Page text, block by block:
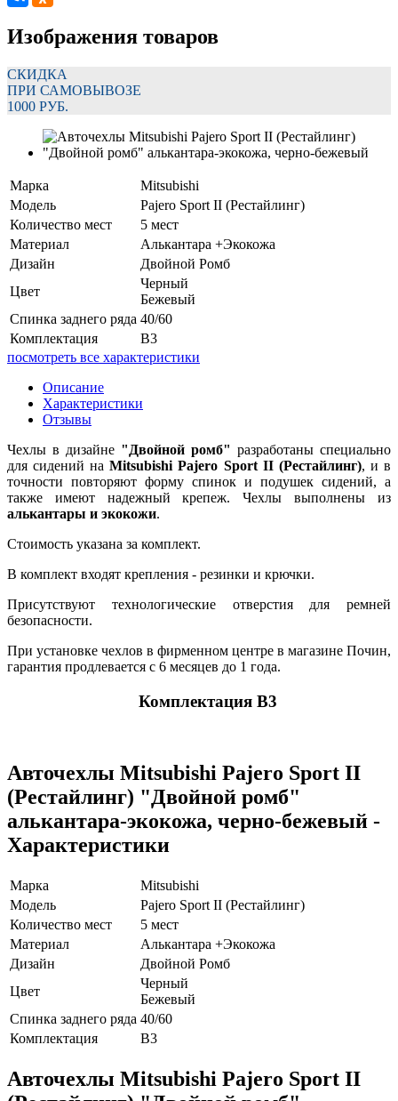
Изображения товаров
СКИДКА
ПРИ САМОВЫВОЗЕ
1000 РУБ.
Марка
Mitsubishi
Модель
Pajero Sport II (Рестайлинг)
Количество мест
5 мест
Материал
Алькантара +Экокожа
Дизайн
Двойной Ромб
Цвет
Черный
Бежевый
Спинка заднего ряда 40/60
Комплектация
В3
посмотреть все характеристики
Описание
Характеристики
Отзывы
Чехлы в дизайне "Двойной ромб" разработаны специально
для сидений наMitsubishi Pajero Sport II (Рестайлинг), и в
точности повторяют форму спинок и подушек сидений, а
также имеют надежный крепеж. Чехлы выполнены из
алькантары и экокожи.
Стоимость указана за комплект.
В комплект входят крепления - резинки и крючки.
Присутствуют технологические отверстия для ремней
безопасности.
При установке чехлов в фирменном центре в магазине Почин,
гарантия продлевается с 6 месяцев до 1 года.
Комплектация В3
Авточехлы Mitsubishi Pajero Sport II
(Рестайлинг) "Двойной ромб"
алькантара-экокожа, черно-бежевый -
Характеристики
Марка
Mitsubishi
Модель
Pajero Sport II (Рестайлинг)
Количество мест
5 мест
Материал
Алькантара +Экокожа
Дизайн
Двойной Ромб
Цвет
Черный
Бежевый
Спинка заднего ряда 40/60
Комплектация
В3
Авточехлы Mitsubishi Pajero Sport II